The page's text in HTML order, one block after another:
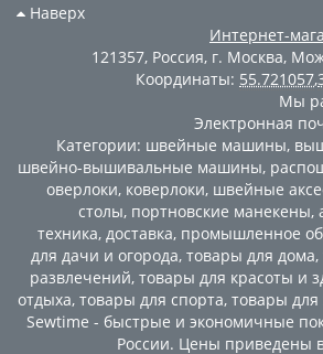
Наверх
Интернет-
121357, Россия, г. Москва,
Координаты: 55.721057,
Мы
Электронная
Категории: швейные машины,
швейно-вышивальные машины,
оверлоки, коверлоки, швейные
столы, портновские манекены,
техника, доставка, промышленное
для дачи и огорода, товары для дома,
развлечений, товары для красоты и
отдыха, товары для спорта, товары для
Sewtime - быстрые и экономичные
России. Цены приведены